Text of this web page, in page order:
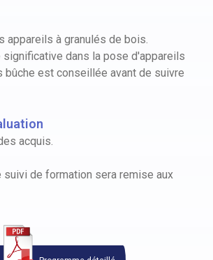
appareils à granulés de bois.
significative dans la pose d'appareils
bûche est conseillée avant de suivre
acquis.
suivi de formation sera remise aux